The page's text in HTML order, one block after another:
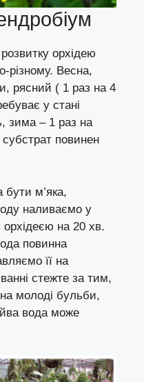
орхідею
різному. Весна,
рясний ( 1 раз на 4
у стані
зима – 1 раз на
повинен
м’яка,
наливаємо у
на 20 хв.
повинна
її на
стежте за тим,
молоді бульби,
вода може